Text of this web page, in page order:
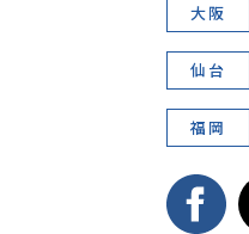
大阪
仙台
福岡